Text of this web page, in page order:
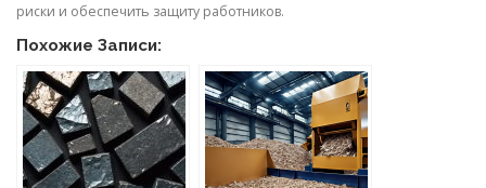
риски и обеспечить защиту работников.
Похожие Записи: